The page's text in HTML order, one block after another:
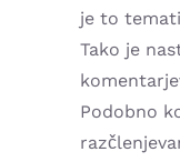
je to
Tako je
Podobno